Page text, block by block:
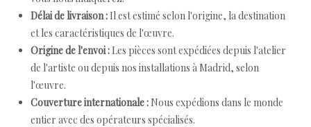
Délai de livraison : Il est estimé selon l'origine, la destination
et les caractéristiques de l'œuvre.
Origine de l'envoi : Les pièces sont expédiées depuis l'atelier
de l'artiste ou depuis nos installations à Madrid, selon
l'œuvre.
Couverture internationale : Nous expédions dans le monde
entier avec des opérateurs spécialisés.